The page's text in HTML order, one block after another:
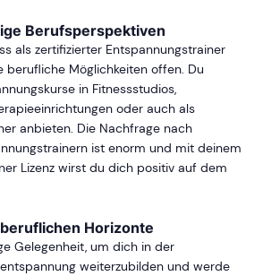
Berufsperspektiven
als zertifizierter Entspannungstrainer
berufliche Möglichkeiten offen. Du
in Fitnessstudios,
oder auch als
anbieten. Die Nachfrage nach
ist enorm und mit deinem
Lizenz wirst du dich positiv auf dem
Horizonte
Gelegenheit, um dich in der
weiterzubilden und werde